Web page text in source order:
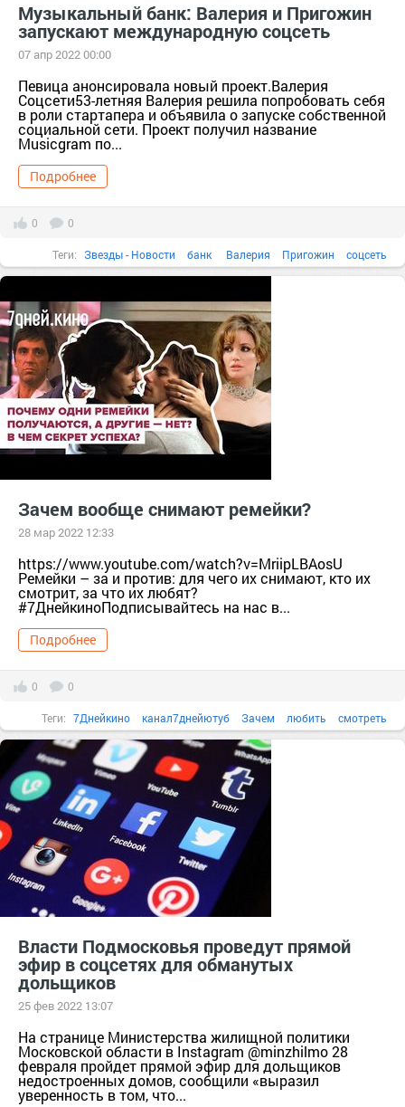
Музыкальный банк: Валерия и Пригожин
запускают международную соцсеть
07 апр 2022 00:00
Певица анонсировала новый проект.Валерия
Соцсети53-летняя Валерия решила попробовать себя
в роли стартапера и объявила о запуске собственной
социальной сети. Проект получил название
Musicgram по...
Подробнее
0 0
Теги: Звезды - Новости банк Валерия Пригожин соцсеть
Зачем вообще снимают ремейки?
28 мар 2022 12:33
https://www.youtube.com/watch?v=MriipLBAosU
Ремейки – за и против: для чего их снимают, кто их
смотрит, за что их любят?
#7ДнейкиноПодписывайтесь на нас в...
Подробнее
0 0
Теги: 7Днейкино канал7днейютуб Зачем любить смотреть
Власти Подмосковья проведут прямой
эфир в соцсетях для обманутых
дольщиков
25 фев 2022 13:07
На странице Министерства жилищной политики
Московской области в Instagram @minzhilmo 28
февраля пройдет прямой эфир для дольщиков
недостроенных домов, сообщили «выразил
уверенность в том, что...